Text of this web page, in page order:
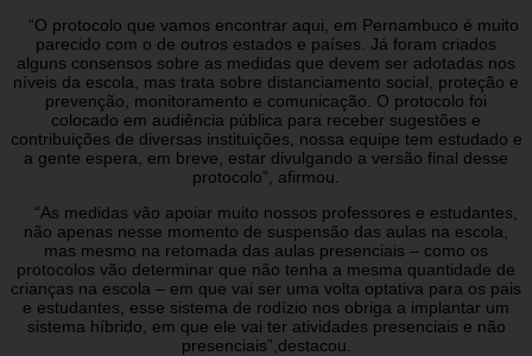
“O protocolo que vamos encontrar aqui, em Pernambuco é muito
parecido com o de outros estados e países. Já foram criados
alguns consensos sobre as medidas que devem ser adotadas nos
níveis da escola, mas trata sobre distanciamento social, proteção e
prevenção, monitoramento e comunicação. O protocolo foi
colocado em audiência pública para receber sugestões e
contribuições de diversas instituições, nossa equipe tem estudado e
a gente espera, em breve, estar divulgando a versão final desse
protocolo”, afirmou.
“As medidas vão apoiar muito nossos professores e estudantes,
não apenas nesse momento de suspensão das aulas na escola,
mas mesmo na retomada das aulas presenciais – como os
protocolos vão determinar que não tenha a mesma quantidade de
crianças na escola – em que vai ser uma volta optativa para os pais
e estudantes, esse sistema de rodízio nos obriga a implantar um
sistema híbrido, em que ele vai ter atividades presenciais e não
presenciais”,destacou.